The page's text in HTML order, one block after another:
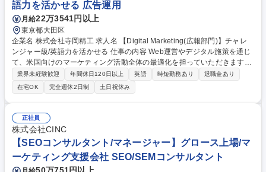
語力を活かせる 広告運用
月給22万3541円以上
東京都大田区
企業名 株式会社寺岡精工 求人名 【Digital Marketing(広報部門)】チャレ
ンジャー級/英語力を活かせる 仕事の内容 Web運営やデジタル施策を通じ
て、米国向けのマーケティング活動全体の最適化を担っていただきます。
データ分析と改善提案を軸に、事業成長に貢献するポジションです。 【主
な業務内容】■Webサイトの運営・改善（更新、ディレクション等） ■ア
クセス解析・データ分析およびレポーティング ■デジタルマーケティング
施策の企画・実行（SEO、広告等） ■ITツールの導入・活用推進 ■コンテ
ンツ制作のディレクション・サポート ■海外イベント・展示会のサポート
（必要に応じて） 募集職種 【Digital Marketing(広報部門)】チャレンジャ
ー級/英語力を活かせる
業界未経験歓迎 年間休日120日以上 英語 時短勤務あり
退職金あり
在宅OK
完全週休2日制 土日祝休み
正社員
株式会社CINC
【SEOコンサルタント/マネージャー】グロース上場/マ
ーケティング支援会社 SEO/SEMコンサルタント